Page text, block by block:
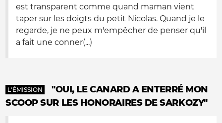
est transparent comme quand maman vient
taper sur les doigts du petit Nicolas. Quand je le
regarde, je ne peux m'empêcher de penser qu'il
a fait une conner(...)
L'ÉMISSION
"OUI, LE CANARD A ENTERRÉ MON
SCOOP SUR LES HONORAIRES DE SARKOZY"